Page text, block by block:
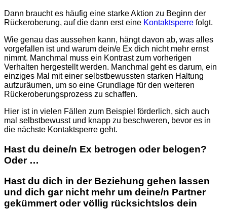
Dann braucht es häufig eine starke Aktion zu Beginn der
Rückeroberung, auf die dann erst eine Kontaktsperre folgt.
Wie genau das aussehen kann, hängt davon ab, was alles
vorgefallen ist und warum dein/e Ex dich nicht mehr ernst
nimmt. Manchmal muss ein Kontrast zum vorherigen
Verhalten hergestellt werden. Manchmal geht es darum, ein
einziges Mal mit einer selbstbewussten starken Haltung
aufzuräumen, um so eine Grundlage für den weiteren
Rückeroberungsprozess zu schaffen.
Hier ist in vielen Fällen zum Beispiel förderlich, sich auch
mal selbstbewusst und knapp zu beschweren, bevor es in
die nächste Kontaktsperre geht.
Hast du deine/n Ex betrogen oder belogen?
Oder …
Hast du dich in der Beziehung gehen lassen
und dich gar nicht mehr um deine/n Partner
gekümmert oder völlig rücksichtslos dein